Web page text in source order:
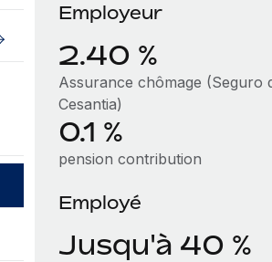
Employeur
2.40 %
Assurance chômage (Seguro
Cesantia)
0.1 %
pension contribution
Employé
Jusqu'à 40 %